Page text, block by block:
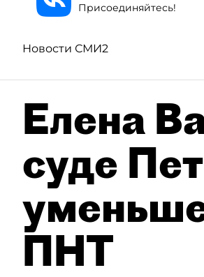
Присоединяйтесь!
Новости СМИ2
Елена
суде
ПНТ